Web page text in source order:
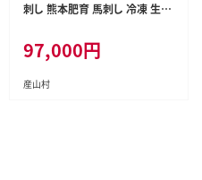
刺し 熊本肥育 馬刺し 冷凍 生食
27年28年 農林水産大臣賞受賞
熊本県産山村《7-14日以内に出
荷予定(土日祝除く)》---ubuya
97,000円
産山村